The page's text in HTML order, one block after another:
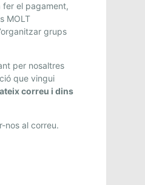
fer el pagament,
MOLT
grups
per nosaltres
que vingui
correu i dins
nos al correu.